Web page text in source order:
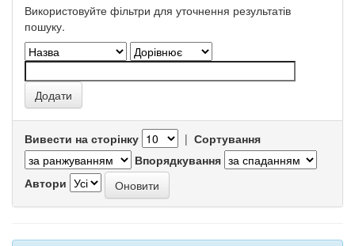
Використовуйте фільтри для уточнення результатів
пошуку.
Вивести на сторінку | Сортування
Впорядкування
Автори